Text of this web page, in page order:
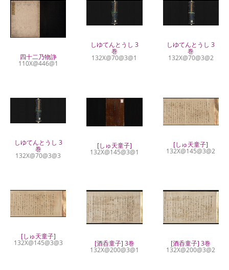
四十二乃物諍
110X@446@1
しゆてんとうし 3
巻
132X@70@3@1
しゆてんとうし 3
巻
132X@70@3@2
しゆてんとうし 3
巻
132X@70@3@3
[しゅ天童子]
132X@145@3@1
[しゅ天童子]
132X@145@3@2
[しゅ天童子]
132X@145@3@3 [酒呑童子] 3巻
132X@200@3@1
[酒呑童子] 3巻
132X@200@3@2